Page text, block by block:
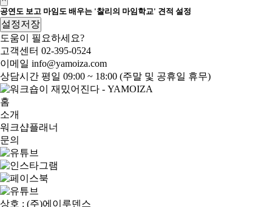
공연도 보고 마임도 배우는 '찰리의 마임학교' 견적 설정
설정저장
도움이 필요하세요?
고객센터 02-395-0524
이메일 info@yamoiza.com
상담시간 평일 09:00 ~ 18:00 (주말 및 공휴일 휴무)
홈
소개
워크샵플래너
문의
상호 : (주)에이루덴스